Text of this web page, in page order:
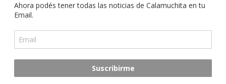
Ahora podés tener todas las noticias de Calamuchita en tu
Email.
Suscribirme